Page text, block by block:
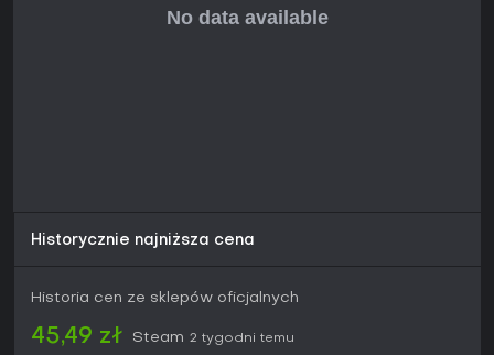
regrywalność i świeże podejście do znanych mechanik.
Historycznie najniższa cena
Historia cen ze sklepów oficjalnych
45,49 zł Steam 2 tygodni temu